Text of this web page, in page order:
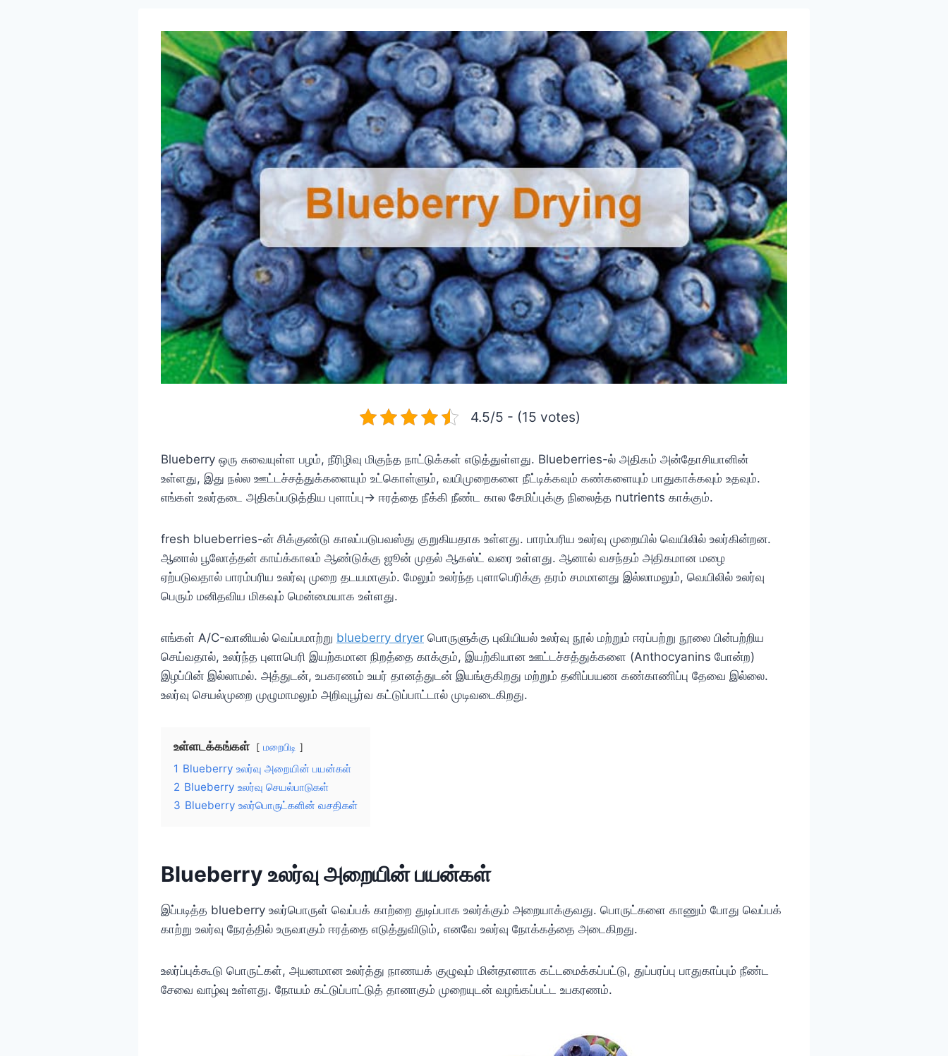
4.5/5 - (15 votes)
Blueberry ஒரு சுவையுள்ள பழம், நீரிழிவு மிகுந்த நாட்டுக்கள் எடுத்துள்ளது. Blueberries-ல் அதிகம் அன்தோசியானின்
உள்ளது, இது நல்ல ஊட்டச்சத்துக்களையும் உட்கொள்ளும், வயிமுறைகளை நீட்டிக்கவும் கண்களையும் பாதுகாக்கவும் உதவும்.
எங்கள் உலர்தடை அதிகப்படுத்திய புளாப்பு-> ஈரத்தை நீக்கி நீண்ட கால சேமிப்புக்கு நிலைத்த nutrients காக்கும்.
fresh blueberries-ன் சிக்குண்டு காலப்படுபவஸ்து குறுகியதாக உள்ளது. பாரம்பரிய உலர்வு முறையில் வெயிலில் உலர்கின்றன.
ஆனால் பூலோத்தன் காய்க்காலம் ஆண்டுக்கு ஜூன் முதல் ஆகஸ்ட் வரை உள்ளது. ஆனால் வசந்தம் அதிகமான மழை
ஏற்படுவதால் பாரம்பரிய உலர்வு முறை தடயமாகும். மேலும் உலர்ந்த புளாபெரிக்கு தரம் சமமானது இல்லாமலும், வெயிலில் உலர்வு
பெரும் மனிதவிய மிகவும் மென்மையாக உள்ளது.
எங்கள் A/C-வானியல் வெப்பமாற்று blueberry dryer பொருளுக்கு புவியியல் உலர்வு நூல் மற்றும் ஈரப்பற்று நூலை பின்பற்றிய
செய்வதால், உலர்ந்த புளாபெரி இயற்கமான நிறத்தை காக்கும், இயற்கியான ஊட்டச்சத்துக்களை (Anthocyanins போன்ற)
இழப்பின் இல்லாமல். அத்துடன், உபகரணம் உயர் தானத்துடன் இயங்குகிறது மற்றும் தனிப்பயண கண்காணிப்பு தேவை இல்லை.
உலர்வு செயல்முறை முழுமாமலும் அறிவுபூர்வ கட்டுப்பாட்டால் முடிவடைகிறது.
உள்ளடக்கங்கள் மறைபிடி
1 Blueberry உலர்வு அறையின் பயன்கள்
2 Blueberry உலர்வு செயல்பாடுகள்
3 Blueberry உலர்பொருட்களின் வசதிகள்
Blueberry உலர்வு அறையின் பயன்கள்
இப்படித்த blueberry உலர்பொருள் வெப்பக் காற்றை துடிப்பாக உலர்க்கும் அறையாக்குவது. பொருட்களை காணும் போது வெப்பக்
காற்று உலர்வு நேரத்தில் உருவாகும் ஈரத்தை எடுத்துவிடும், எனவே உலர்வு நோக்கத்தை அடைகிறது.
உலர்ப்புக்கூடு பொருட்கள், அயனமான உலர்த்து நாணயக் குழுவும் மின்தானாக கட்டமைக்கப்பட்டு, துப்பரப்பு பாதுகாப்பும் நீண்ட
சேவை வாழ்வு உள்ளது. நோயம் கட்டுப்பாட்டுத் தானாகும் முறையுடன் வழங்கப்பட்ட உபகரணம்.